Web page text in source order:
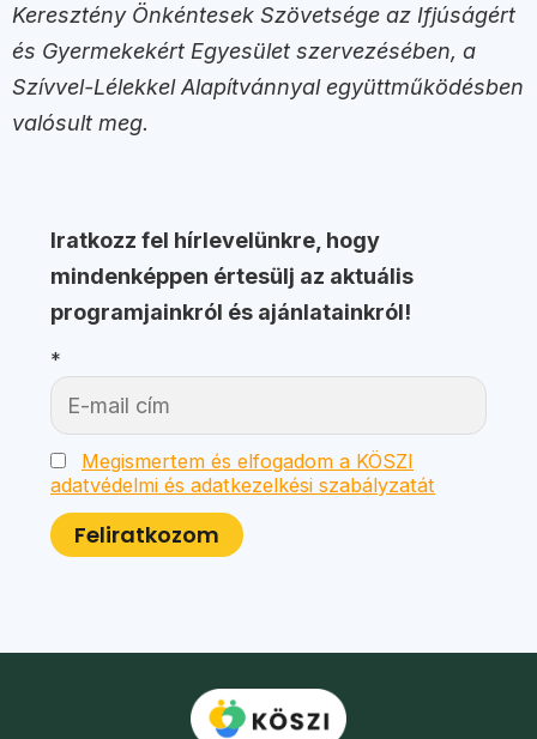
Keresztény Önkéntesek Szövetsége az Ifjúságért
és Gyermekekért Egyesület szervezésében, a
Szívvel-Lélekkel Alapítvánnyal együttműködésben
valósult meg.
Iratkozz fel hírlevelünkre, hogy
mindenképpen értesülj az aktuális
programjainkról és ajánlatainkról!
*
Megismertem és elfogadom a KÖSZI
adatvédelmi és adatkezelkési szabályzatát